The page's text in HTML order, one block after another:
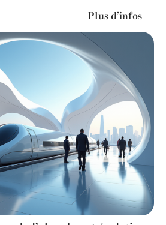
Plus d’infos